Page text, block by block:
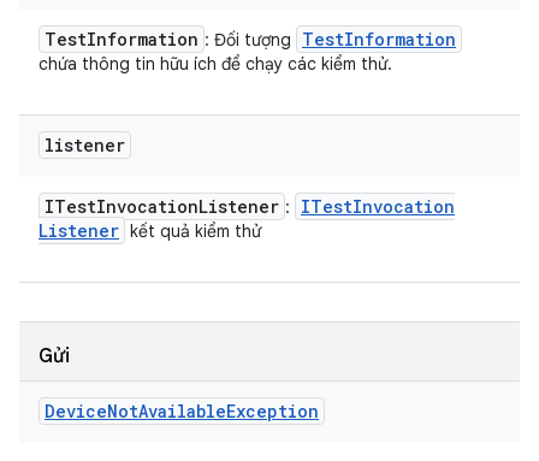
TestInformation : Đối tượng TestInformation
chứa thông tin hữu ích để chạy các kiểm thử.
listener
ITestInvocationListener : ITestInvocation
Listener kết quả kiểm thử
Gửi
DeviceNotAvailableException